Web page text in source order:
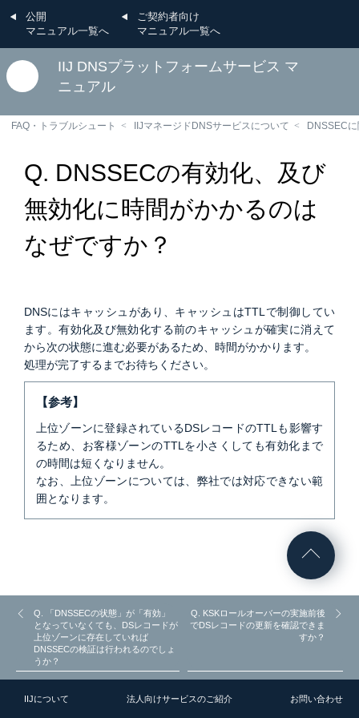
公開
マニュアル一覧へ
ご契約者向け
マニュアル一覧へ
IIJ DNSプラットフォームサービス マ
ニュアル
FAQ・トラブルシュート IIJマネージドDNSサービスについて DNSSEC
Q. DNSSECの有効化、及び
無効化に時間がかかるのは
なぜですか？
DNSにはキャッシュがあり、キャッシュはTTLで制御してい
ます。有効化及び無効化する前のキャッシュが確実に消えて
から次の状態に進む必要があるため、時間がかかります。
処理が完了するまでお待ちください。
【参考】
上位ゾーンに登録されているDSレコードのTTLも影響す
るため、お客様ゾーンのTTLを小さくしても有効化まで
の時間は短くなりません。
なお、上位ゾーンについては、弊社では対応できない範
囲となります。
Q. 「DNSSECの状態」が「有効」
となっていなくても、DSレコードが
上位ゾーンに存在していれば
DNSSECの検証は行われるのでしょ
うか？
Q. KSKロールオーバーの実施前後
でDSレコードの更新を確認できま
すか？
IIJについて 法人向けサービスのご紹介 お問い合わせ